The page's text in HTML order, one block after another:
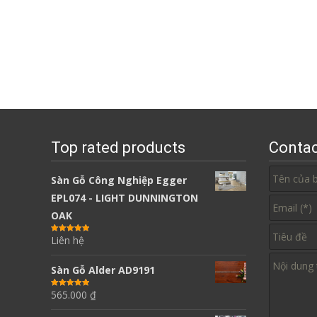
Top rated products
Sàn Gỗ Công Nghiệp Egger
EPL074 - LIGHT DUNNINGTON
OAK
Được xếp
hạng 5.00 5
Liên hệ
Sàn Gỗ Alder AD9191
Được xếp
hạng5.005
565.000 ₫